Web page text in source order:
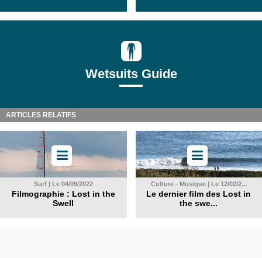
Wetsuits Guide
ARTICLES RELATIFS
Surf | Le 04/09/2022
Filmographie : Lost in the
Swell
Culture - Musique | Le 12/02/2...
Le dernier film des Lost in
the swe...